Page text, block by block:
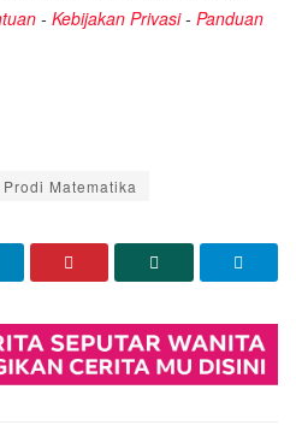
- Kebijakan Privasi- Panduan
Matematika